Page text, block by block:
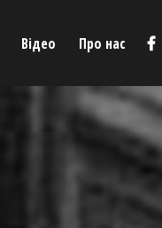
Відео Про нас